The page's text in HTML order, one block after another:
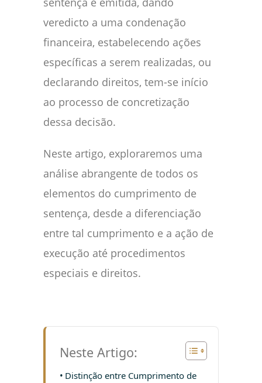
veredicto a uma condenação
financeira, estabelecendo ações
específicas a serem realizadas, ou
declarando direitos, tem-se início
ao processo de concretização
dessa decisão.
Neste artigo, exploraremos uma
análise abrangente de todos os
elementos do cumprimento de
sentença, desde a diferenciação
entre tal cumprimento e a ação de
execução até procedimentos
especiais e direitos.
Neste Artigo:
Distinção entre Cumprimento de